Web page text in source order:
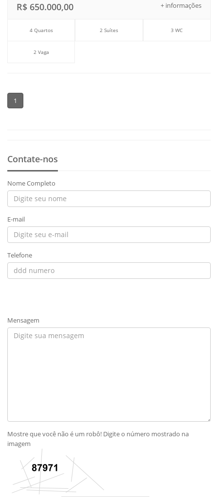
+ informações
R$ 650.000,00
4 Quartos 2 Suítes 3 WC
2 Vaga
1
Contate-nos
Nome Completo
E-mail
Telefone
Mensagem
Mostre que você não é um robô! Digite o número mostrado na
imagem